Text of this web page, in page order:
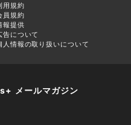
用規約
員規約
報提供
告について
人情報の取り扱いについて
メールマガジン